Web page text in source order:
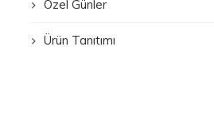
Özel Günler
Ürün Tanıtımı